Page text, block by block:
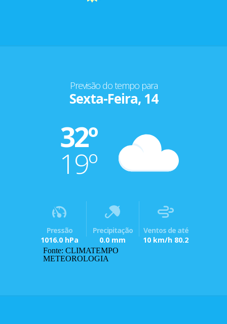
Previsão do tempo para
Sexta-Feira, 14
32º
19º
Pressão
1016.0 hPa
Precipitação
0.0 mm
Ventos de até
10 km/h 80.2
Fonte: CLIMATEMPO
METEOROLOGIA